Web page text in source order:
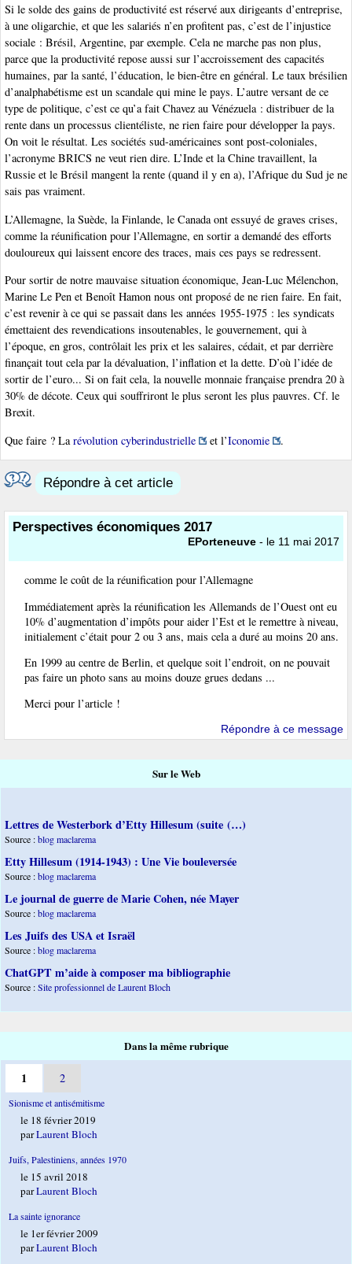
Si le solde des gains de productivité est réservé aux dirigeants d’entreprise,
à une oligarchie, et que les salariés n’en profitent pas, c’est de l’injustice
sociale : Brésil, Argentine, par exemple. Cela ne marche pas non plus,
parce que la productivité repose aussi sur l’accroissement des capacités
humaines, par la santé, l’éducation, le bien-être en général. Le taux brésilien
d’analphabétisme est un scandale qui mine le pays. L’autre versant de ce
type de politique, c’est ce qu’a fait Chavez au Vénézuela : distribuer de la
rente dans un processus clientéliste, ne rien faire pour développer la pays.
On voit le résultat. Les sociétés sud-américaines sont post-coloniales,
l’acronyme BRICS ne veut rien dire. L’Inde et la Chine travaillent, la
Russie et le Brésil mangent la rente (quand il y en a), l’Afrique du Sud je ne
sais pas vraiment.
L’Allemagne, la Suède, la Finlande, le Canada ont essuyé de graves crises,
comme la réunification pour l’Allemagne, en sortir a demandé des efforts
douloureux qui laissent encore des traces, mais ces pays se redressent.
Pour sortir de notre mauvaise situation économique, Jean-Luc Mélenchon,
Marine Le Pen et Benoît Hamon nous ont proposé de ne rien faire. En fait,
c’est revenir à ce qui se passait dans les années 1955-1975 : les syndicats
émettaient des revendications insoutenables, le gouvernement, qui à
l’époque, en gros, contrôlait les prix et les salaires, cédait, et par derrière
finançait tout cela par la dévaluation, l’inflation et la dette. D’où l’idée de
sortir de l’euro... Si on fait cela, la nouvelle monnaie française prendra 20 à
30% de décote. Ceux qui souffriront le plus seront les plus pauvres. Cf. le
Brexit.
Que faire ? La révolution cyberindustrielle et l’Iconomie .
Répondre à cet article
Perspectives économiques 2017
EPorteneuve - le 11 mai 2017
comme le coût de la réunification pour l’Allemagne
Immédiatement après la réunification les Allemands de l’Ouest ont eu
10% d’augmentation d’impôts pour aider l’Est et le remettre à niveau,
initialement c’était pour 2 ou 3 ans, mais cela a duré au moins 20 ans.
En 1999 au centre de Berlin, et quelque soit l’endroit, on ne pouvait
pas faire un photo sans au moins douze grues dedans ...
Merci pour l’article !
Répondre à ce message
Sur le Web
Lettres de Westerbork d’Etty Hillesum (suite (…)
Source :blog maclarema
Etty Hillesum (1914-1943) : Une Vie bouleversée
Source :blog maclarema
Le journal de guerre de Marie Cohen, née Mayer
Source :blog maclarema
Les Juifs des USA et Israël
Source :blog maclarema
ChatGPT m’aide à composer ma bibliographie
Source :Site professionnel de Laurent Bloch
Dans la même rubrique
1 2
Sionisme et antisémitisme
le 18 février 2019
parLaurent Bloch
Juifs, Palestiniens, années 1970
le 15 avril 2018
parLaurent Bloch
La sainte ignorance
le 1er février 2009
parLaurent Bloch